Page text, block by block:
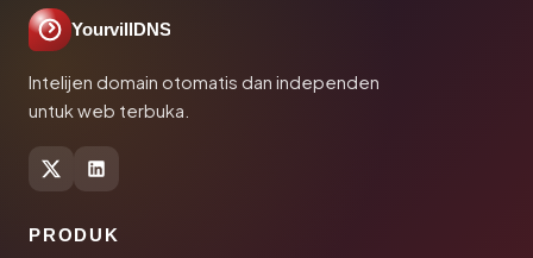
YourvillDNS
Intelijen domain otomatis dan independen
untuk web terbuka.
PRODUK